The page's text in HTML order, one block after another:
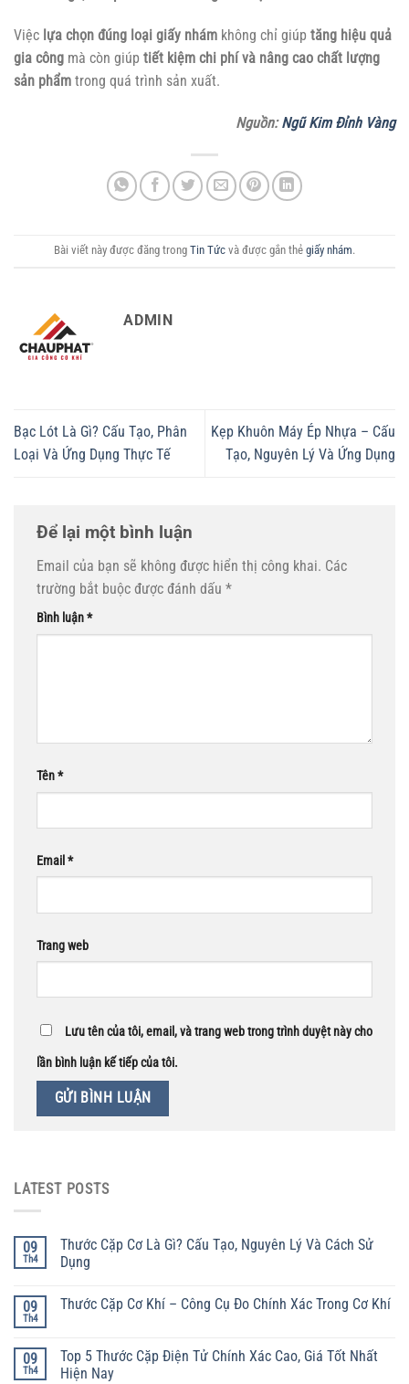
Việc lựa chọn đúng loại giấy nhám không chỉ giúp tăng hiệu quả
gia công mà còn giúp tiết kiệm chi phí và nâng cao chất lượng
sản phẩm trong quá trình sản xuất.
Nguồn:Ngũ Kim Đỉnh Vàng
Bài viết này được đăng trong Tin Tức và được gắn thẻ giấy nhám.
ADMIN
Bạc Lót Là Gì? Cấu Tạo, Phân
Loại Và Ứng Dụng Thực Tế
Kẹp Khuôn Máy Ép Nhựa – Cấu
Tạo, Nguyên Lý Và Ứng Dụng
Để lại một bình luận
Email của bạn sẽ không được hiển thị công khai. Các
trường bắt buộc được đánh dấu *
Bình luận*
Tên*
Email *
Trang web
Lưu tên của tôi, email, và trang web trong trình duyệt này cho
lần bình luận kế tiếp của tôi.
LATEST POSTS
09
Th4
Thước Cặp Cơ Là Gì? Cấu Tạo, Nguyên Lý Và Cách Sử
Dụng
09
Th4
Thước Cặp Cơ Khí – Công Cụ Đo Chính Xác Trong Cơ Khí
09
Th4
Top 5 Thước Cặp Điện Tử Chính Xác Cao, Giá Tốt Nhất
Hiện Nay